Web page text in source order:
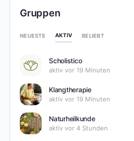
Gruppen
NEUESTE AKTIV BELIEBT
Scholistico
aktiv vor 19 Minuten
Klangtherapie
aktiv vor 19 Minuten
Naturheilkunde
aktiv vor 4 Stunden